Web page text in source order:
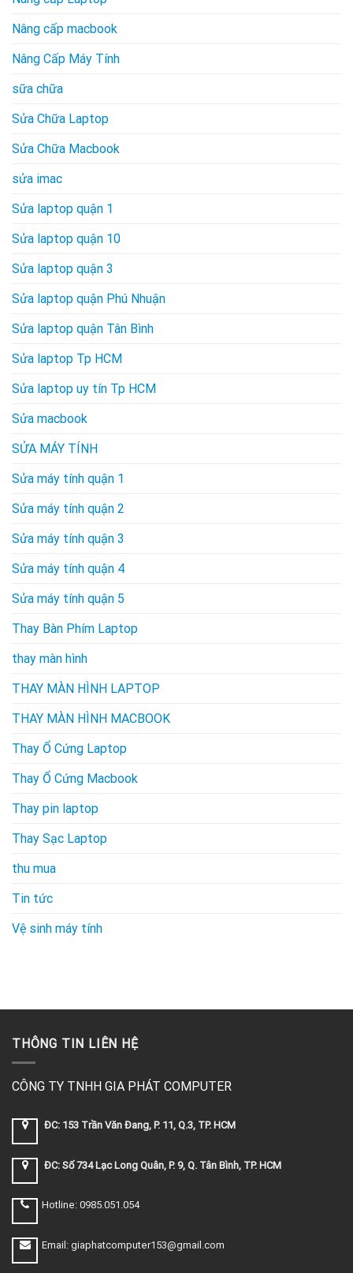
Nâng cấp macbook
Nâng Cấp Máy Tính
sữa chữa
Sửa Chữa Laptop
Sửa Chữa Macbook
sửa imac
Sửa laptop quận 1
Sửa laptop quận 10
Sửa laptop quận 3
Sửa laptop quận Phú Nhuận
Sửa laptop quận Tân Bình
Sửa laptop Tp HCM
Sửa laptop uy tín Tp HCM
Sửa macbook
SỬA MÁY TÍNH
Sửa máy tính quận 1
Sửa máy tính quận 2
Sửa máy tính quận 3
Sửa máy tính quận 4
Sửa máy tính quận 5
Thay Bàn Phím Laptop
thay màn hình
THAY MÀN HÌNH LAPTOP
THAY MÀN HÌNH MACBOOK
Thay Ổ Cứng Laptop
Thay Ổ Cứng Macbook
Thay pin laptop
Thay Sạc Laptop
thu mua
Tin tức
Vệ sinh máy tính
THÔNG TIN LIÊN HỆ
CÔNG TY TNHH GIA PHÁT COMPUTER
ĐC: 153 Trần Văn Đang, P. 11, Q.3, TP. HCM
ĐC: Số 734 Lạc Long Quân, P. 9, Q. Tân Bình, TP. HCM
Hotline: 0985.051.054
Email: giaphatcomputer153@gmail.com